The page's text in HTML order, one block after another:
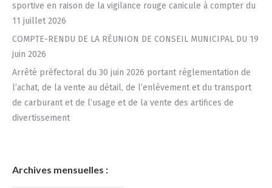
sportive en raison de la vigilance rouge canicule à compter du
11 juillet 2026
COMPTE-RENDU DE LA RÉUNION DE CONSEIL MUNICIPAL DU 19
juin 2026
Arrêté préfectoral du 30 juin 2026 portant réglementation de
l’achat, de la vente au détail, de l’enlèvement et du transport
de carburant et de l’usage et de la vente des artifices de
divertissement
Archives mensuelles :